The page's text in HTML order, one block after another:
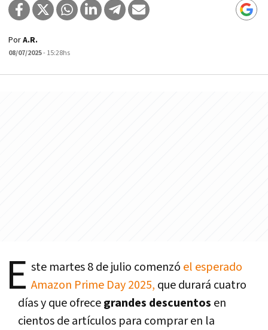
PorA.R.
08/07/2025- 15:28hs
E ste martes 8 de julio comenzó el esperado
Amazon Prime Day 2025, que durará cuatro
días y que ofrecegrandes descuentos en
cientos de artículos para comprar en la